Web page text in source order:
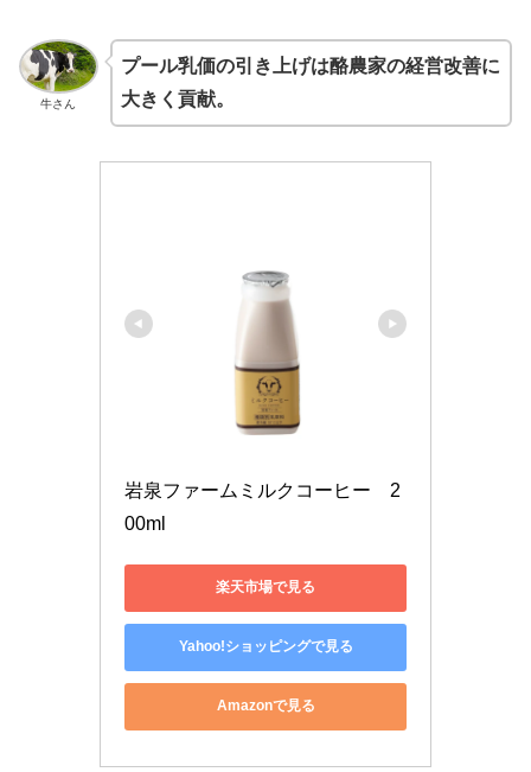
牛さん
プール乳価の引き上げは酪農家の経営改善に
大きく貢献。
岩泉ファームミルクコーヒー　2
00ml
楽天市場で見る
Yahoo!ショッピングで見る
Amazonで見る